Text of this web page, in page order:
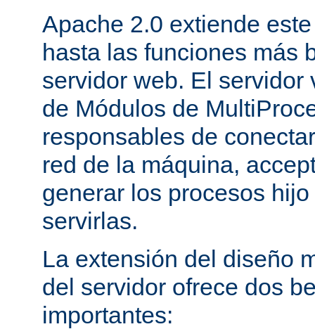
Apache 2.0 extiende
hasta las funciones más
servidor web. El servidor
de Módulos de
responsables de
red de la máquina,
generar los procesos
servirlas.
La extensión del diseño
del servidor ofrece dos
importantes: